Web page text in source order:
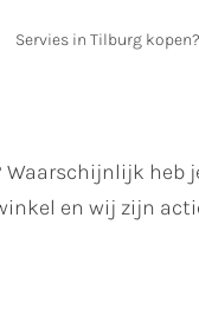
Servies in Tilburg
en wij zijn